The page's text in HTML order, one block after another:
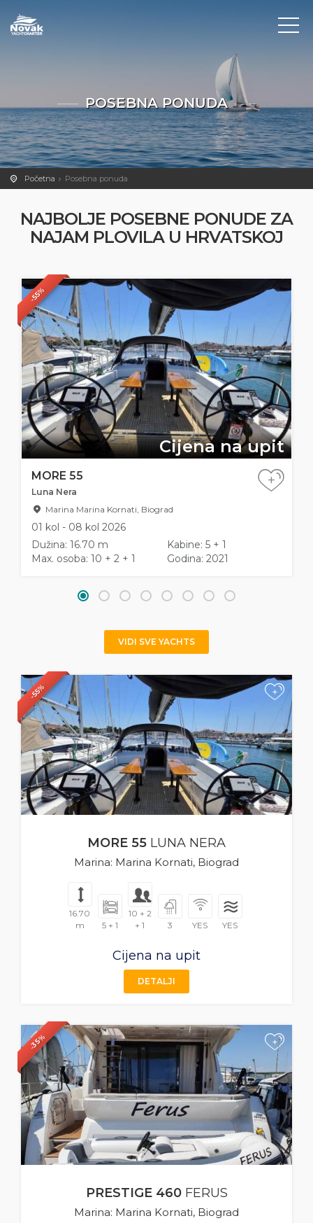
POSEBNA PONUDA
Početna Posebna ponuda
NAJBOLJE POSEBNE PONUDE ZA
NAJAM PLOVILA U HRVATSKOJ
-55%
Cijena na upit
MORE 55
Luna Nera
Marina Marina Kornati, Biograd
01 kol - 08 kol 2026
Dužina: 16.70 m
Kabine: 5 + 1
Max. osoba: 10 + 2 + 1
Godina: 2021
+
VIDI SVE YACHTS
-55% +
MORE 55 LUNA NERA
Marina: Marina Kornati, Biograd
16.70
m
5 + 1
10 + 2
+ 1
3 YES YES
Cijena na upit
DETALJI
-35% +
PRESTIGE 460FERUS
Marina: Marina Kornati, Biograd